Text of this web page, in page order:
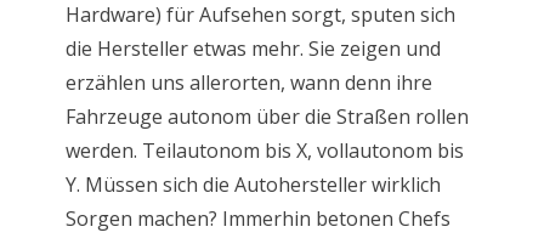
Hardware) für Aufsehen sorgt, sputen sich
die Hersteller etwas mehr. Sie zeigen und
erzählen uns allerorten, wann denn ihre
Fahrzeuge autonom über die Straßen rollen
werden. Teilautonom bis X, vollautonom bis
Y. Müssen sich die Autohersteller wirklich
Sorgen machen? Immerhin betonen Chefs